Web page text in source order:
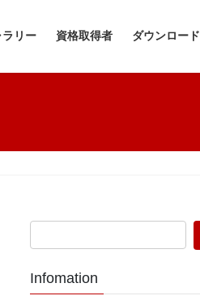
ラリー 資格取得者 ダウンロード
Infomation